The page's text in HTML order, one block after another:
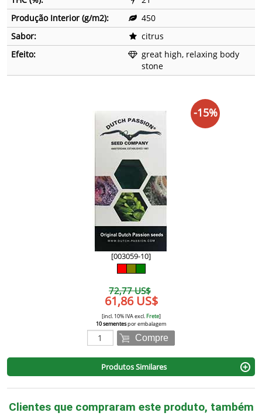
Produção Interior (g/m2):
450
Sabor:
citrus
Efeito:
great high, relaxing body
stone
[003059-10]
72,77 US$
61,86 US$
[incl. 10% IVA excl. Frete]
10 sementespor embalagem
Compre
-15%
Produtos Similares
Clientes que compraram este produto, também